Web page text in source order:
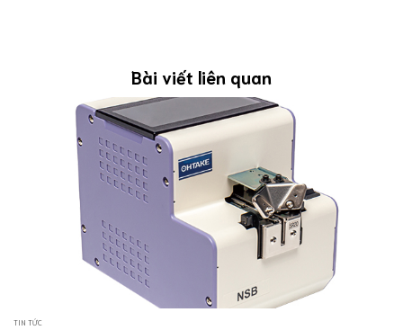
Bài viết liên quan
TIN TỨC